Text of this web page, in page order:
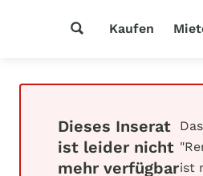
Kaufen
Dieses Inserat
ist leider nicht
mehr verfügbarist